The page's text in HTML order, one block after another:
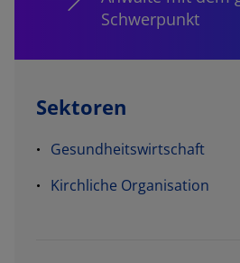
Schwerpunkt
Sektoren
Gesundheitswirtschaft
Kirchliche Organisation